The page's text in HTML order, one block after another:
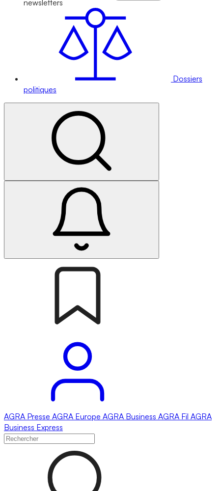
newsletters
Dossiers
politiques
AGRA Presse AGRA Europe AGRA Business AGRA Fil AGRA
Business Express